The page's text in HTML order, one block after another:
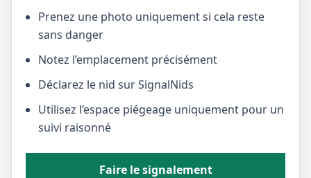
Prenez une photo uniquement si cela reste
sans danger
Notez l’emplacement précisément
Déclarez le nid sur SignalNids
Utilisez l’espace piégeage uniquement pour un
suivi raisonné
Faire le signalement